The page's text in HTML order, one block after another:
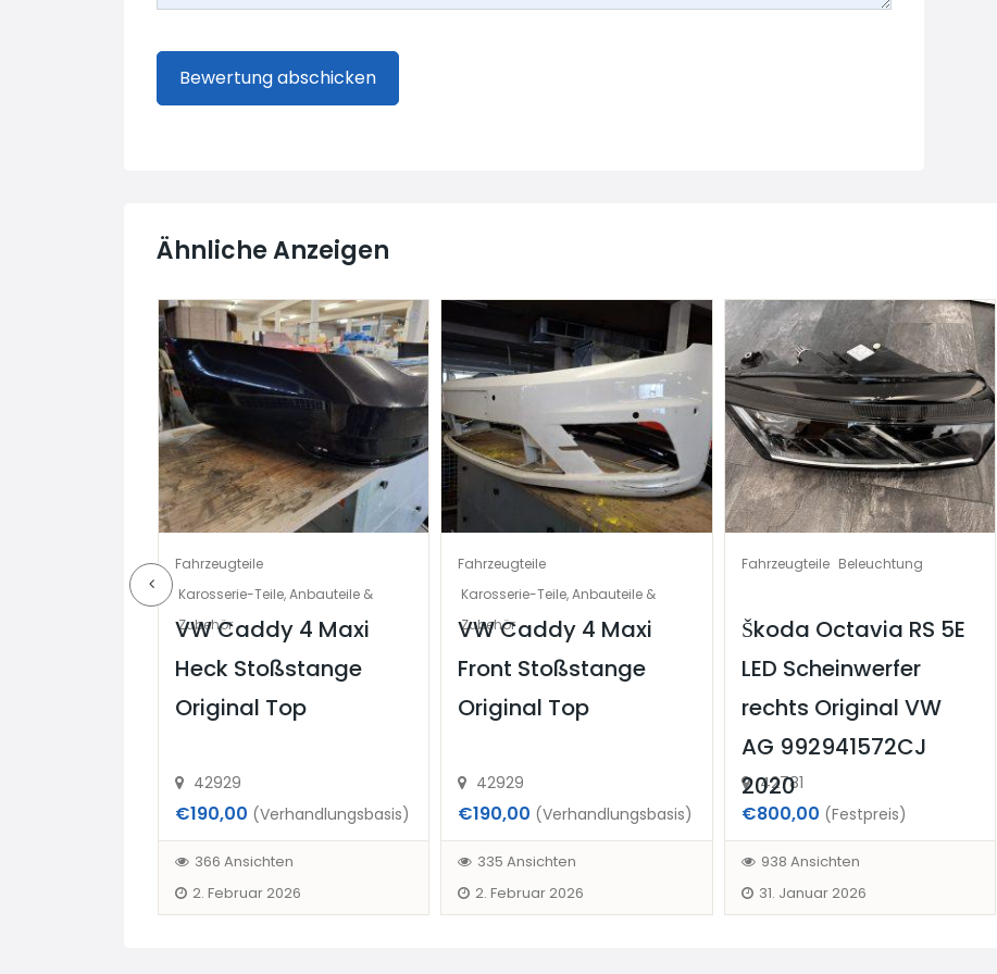
Ähnliche Anzeigen
Fahrzeugteile
Karosserie-Teile, Anbauteile &
Zubehör
VW Caddy 4 Maxi
Heck Stoßstange
Original Top
42929
€190,00 (Verhandlungsbasis)
366 Ansichten
2. Februar 2026
Fahrzeugteile
Karosserie-Teile, Anbauteile &
Zubehör
VW Caddy 4 Maxi
Front Stoßstange
Original Top
42929
€190,00 (Verhandlungsbasis)
335 Ansichten
2. Februar 2026
Fahrzeugteile Beleuchtung
Škoda Octavia RS 5E
LED Scheinwerfer
rechts Original VW
AG 992941572CJ
2020
42781
€800,00 (Festpreis)
938 Ansichten
31. Januar 2026